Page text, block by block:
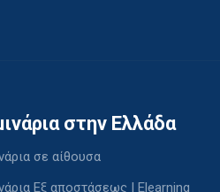
στην Ελλάδα
σε αίθουσα
Εξ αποστάσεως | Elearning